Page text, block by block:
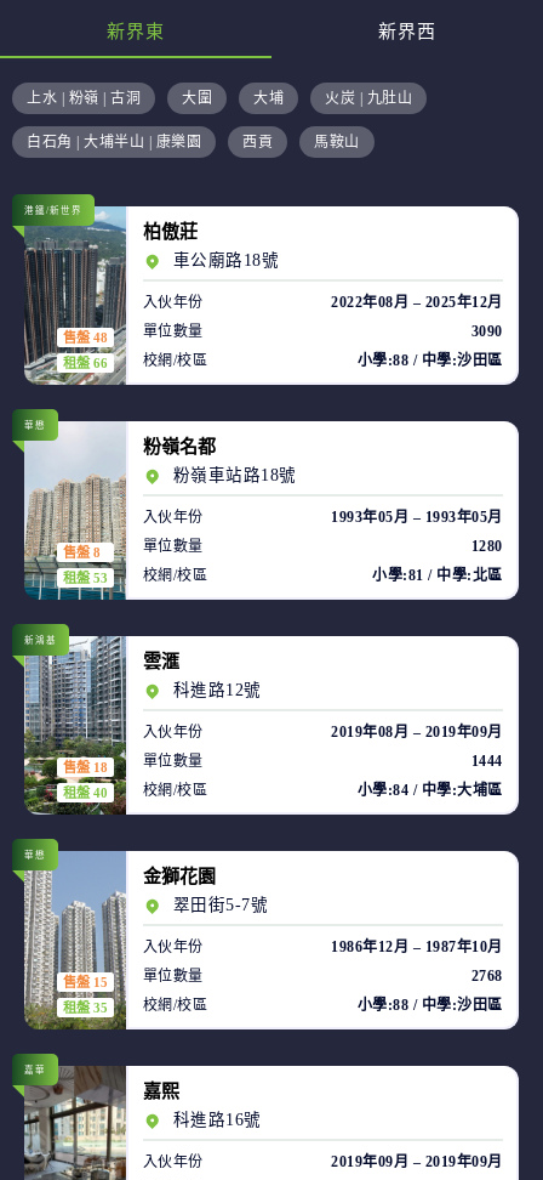
新界東 新界西
上水 | 粉嶺 | 古洞 大圍 大埔 火炭 | 九肚山
白石角 | 大埔半山 | 康樂園 西貢 馬鞍山
售盤 48
租盤 66
港鐵/新世界
柏傲莊
車公廟路18號
入伙年份
2022年08月 – 2025年12月
單位數量
3090
校網/校區
小學:88 / 中學:沙田區
售盤 8
租盤 53
華懋
粉嶺名都
粉嶺車站路18號
入伙年份
1993年05月 – 1993年05月
單位數量
1280
校網/校區
小學:81 / 中學:北區
售盤 18
租盤 40
新鴻基
雲滙
科進路12號
入伙年份
2019年08月 – 2019年09月
單位數量
1444
校網/校區
小學:84 / 中學:大埔區
售盤 15
租盤 35
華懋
金獅花園
翠田街5-7號
入伙年份
1986年12月 – 1987年10月
單位數量
2768
校網/校區
小學:88 / 中學:沙田區
嘉華
嘉熙
科進路16號
入伙年份
2019年09月 – 2019年09月